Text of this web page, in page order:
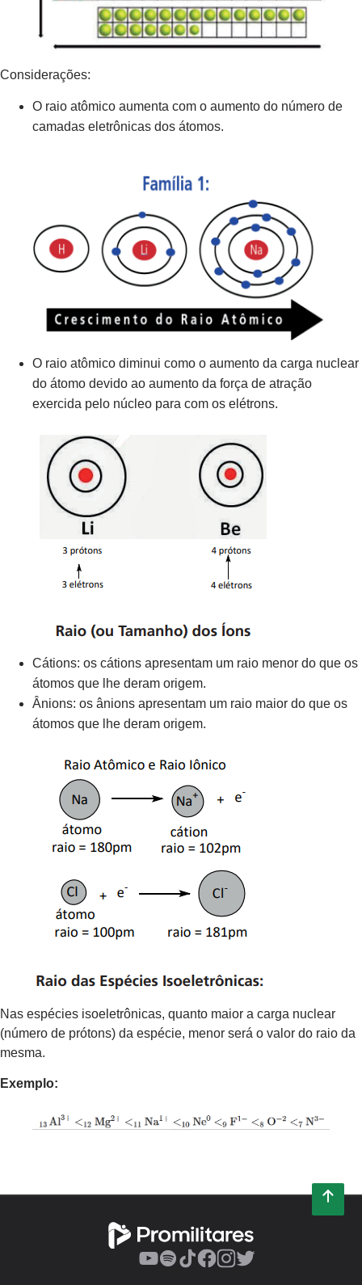
Considerações:
O raio atômico aumenta com o aumento do número de
camadas eletrônicas dos átomos.
O raio atômico diminui como o aumento da carga nuclear
do átomo devido ao aumento da força de atração
exercida pelo núcleo para com os elétrons.
Cátions: os cátions apresentam um raio menor do que os
átomos que lhe deram origem.
Ânions: os ânions apresentam um raio maior do que os
átomos que lhe deram origem.
Nas espécies isoeletrônicas, quanto maior a carga nuclear
(número de prótons) da espécie, menor será o valor do raio da
mesma.
Exemplo: